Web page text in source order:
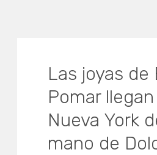
Las joyas de
Pomar
Nueva York
mano de